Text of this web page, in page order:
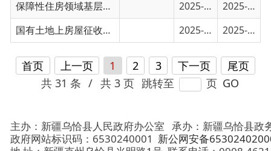
共 31 条 / 共 3 页 页 GO
主办：新疆乌恰县人民政府办公室承办：新疆乌恰县政务服务
政府网站标识码：6530240001新公网安备65302402000101号
地 址：新疆克州乌恰县光明路1号
联系电话：0908-4621030